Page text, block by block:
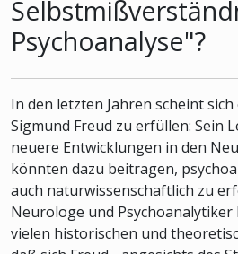
Psychoanalyse"?
In den letzten Jahren scheint
Sigmund Freud zu erfüllen: Sein
neuere Entwicklungen in den
könnten dazu beitragen,
auch naturwissenschaftlich zu
Neurologe und Psychoanalytiker
vielen historischen und